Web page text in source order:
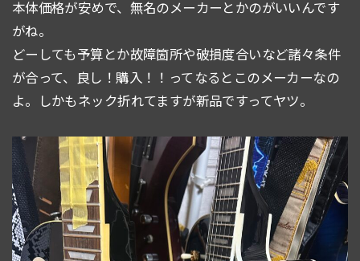
本体価格が安めで、無名のメーカーとかのがいいんです
がね。
どーしても予算とか故障箇所や破損度合いなど諸々条件
が合って、良し！購入！！ってなるとこのメーカーなの
よ。しかもネック折れてますが新品ですってヤツ。